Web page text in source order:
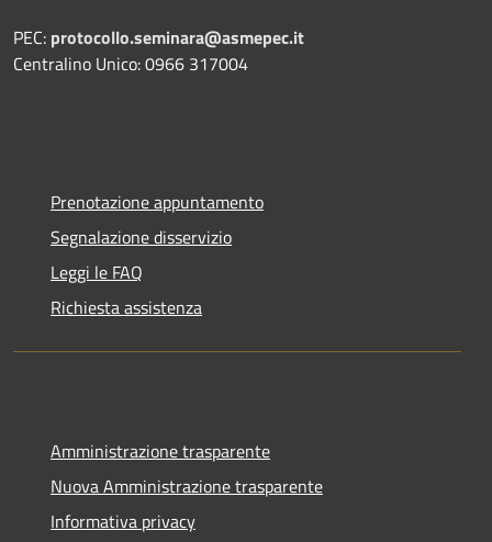
PEC: protocollo.seminara@asmepec.it
Centralino Unico: 0966 317004
Prenotazione appuntamento
Segnalazione disservizio
Leggi le FAQ
Richiesta assistenza
Amministrazione trasparente
Nuova Amministrazione trasparente
Informativa privacy